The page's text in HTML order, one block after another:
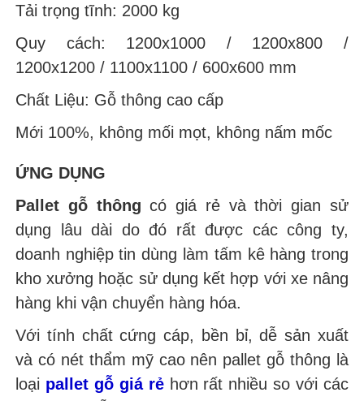
Tải trọng tĩnh: 2000 kg
Quy cách: 1200x1000 / 1200x800 /
1200x1200 / 1100x1100 / 600x600 mm
Chất Liệu: Gỗ thông cao cấp
Mới 100%, không mối mọt, không nấm mốc
ỨNG DỤNG
Pallet gỗ thông có giá rẻ và thời gian sử
dụng lâu dài do đó rất được các công ty,
doanh nghiệp tin dùng làm tấm kê hàng trong
kho xưởng hoặc sử dụng kết hợp với xe nâng
hàng khi vận chuyển hàng hóa.
Với tính chất cứng cáp, bền bỉ, dễ sản xuất
và có nét thẩm mỹ cao nên pallet gỗ thông là
loại pallet gỗ giá rẻhơn rất nhiều so với các